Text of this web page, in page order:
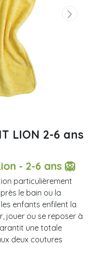
LION 2-6 ans
- 2-6 ans 🦁
particulièrement
le bain ou la
enfants enfilent la
jouer ou se reposer à
une totale
deux coutures